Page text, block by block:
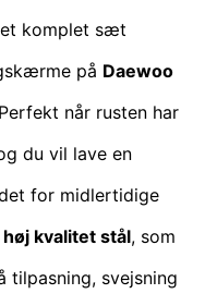
komplet sæt
på Daewoo
når rusten har
du vil lave en
for midlertidige
høj kvalitet stål, som
tilpasning, svejsning